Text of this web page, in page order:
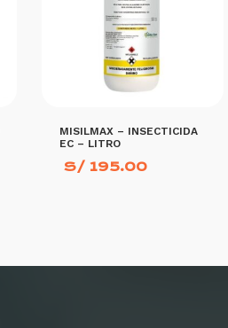
MISILMAX – INSECTICIDA
EC – LITRO
S/195.00